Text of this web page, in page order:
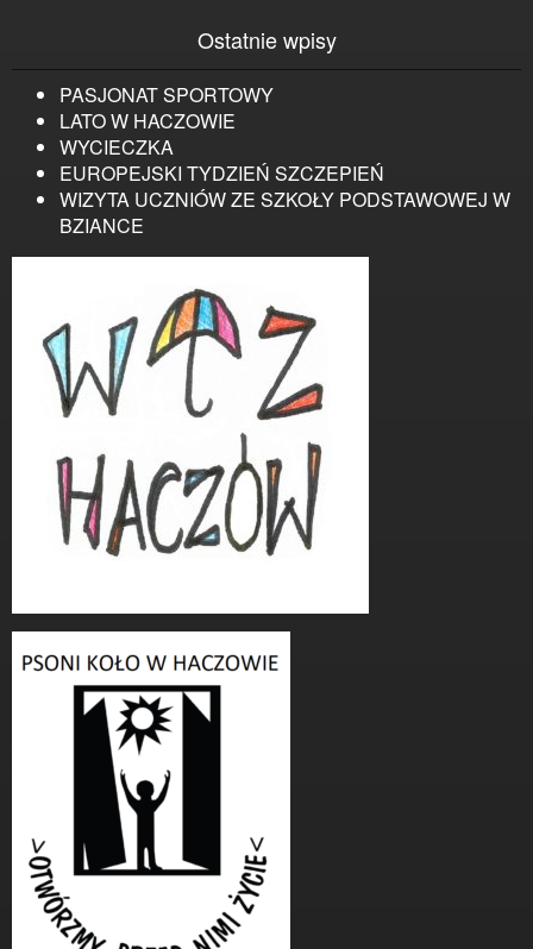
Ostatnie wpisy
PASJONAT SPORTOWY
LATO W HACZOWIE
WYCIECZKA
EUROPEJSKI TYDZIEŃ SZCZEPIEŃ
WIZYTA UCZNIÓW ZE SZKOŁY PODSTAWOWEJ W
BZIANCE